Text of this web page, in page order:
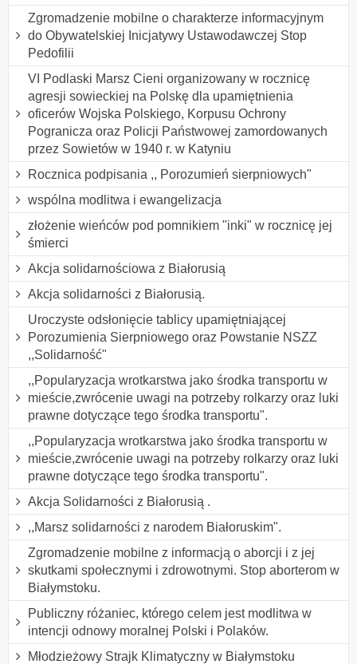
Zgromadzenie mobilne o charakterze informacyjnym
do Obywatelskiej Inicjatywy Ustawodawczej Stop
Pedofilii
VI Podlaski Marsz Cieni organizowany w rocznicę
agresji sowieckiej na Polskę dla upamiętnienia
oficerów Wojska Polskiego, Korpusu Ochrony
Pogranicza oraz Policji Państwowej zamordowanych
przez Sowietów w 1940 r. w Katyniu
Rocznica podpisania ,, Porozumień sierpniowych"
wspólna modlitwa i ewangelizacja
złożenie wieńców pod pomnikiem "inki" w rocznicę jej
śmierci
Akcja solidarnościowa z Białorusią
Akcja solidarności z Białorusią.
Uroczyste odsłonięcie tablicy upamiętniającej
Porozumienia Sierpniowego oraz Powstanie NSZZ
,,Solidarność"
,,Popularyzacja wrotkarstwa jako środka transportu w
mieście,zwrócenie uwagi na potrzeby rolkarzy oraz luki
prawne dotyczące tego środka transportu".
,,Popularyzacja wrotkarstwa jako środka transportu w
mieście,zwrócenie uwagi na potrzeby rolkarzy oraz luki
prawne dotyczące tego środka transportu".
Akcja Solidarności z Białorusią .
,,Marsz solidarności z narodem Białoruskim".
Zgromadzenie mobilne z informacją o aborcji i z jej
skutkami społecznymi i zdrowotnymi. Stop aborterom w
Białymstoku.
Publiczny różaniec, którego celem jest modlitwa w
intencji odnowy moralnej Polski i Polaków.
Młodzieżowy Strajk Klimatyczny w Białymstoku